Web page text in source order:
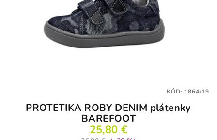
PROTETIKA ROBY DENIM plátenky
BAREFOOT
25,80 €
KÓD: 1864/19